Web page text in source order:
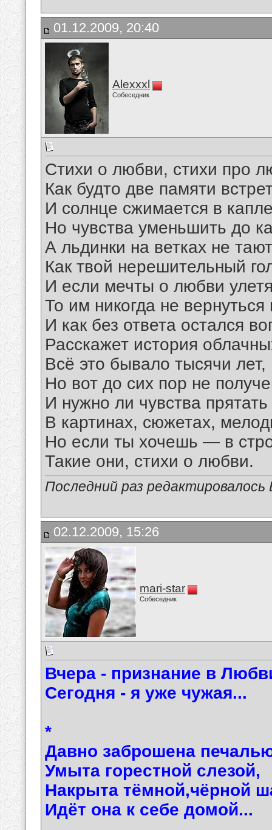
01.12.2009, 20:40
Alexxxl
Собеседник
Стихи о любви, стихи про
Как будто две памяти
И солнце сжимается в
Но чувства уменьшить до
А льдинки на ветках не
Как твой нерешительный
И если мечты о любви
То им никогда не вернуться
И как без ответа остался
Расскажет история
Всё это бывало тысячи лет,
Но вот до сих пор не
И нужно ли чувства
В картинах, сюжетах,
Но если ты хочешь — в
Такие они, стихи о любви.
Последний раз
02.12.2009, 15:26
mari-star
Собеседник
Вчера - признание в
Сегодня - я уже чужая...
*
Давно заброшена
Умыта горестной слезой,
Накрыта тёмной,чёрной
Идёт она к себе домой...